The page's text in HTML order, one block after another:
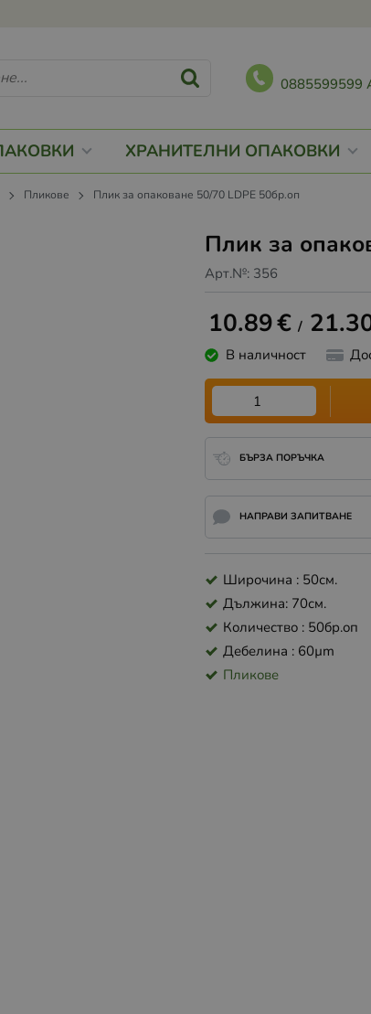
0885599599
ХРАНИТЕЛНИ ОПАКОВКИ
Пликове Плик за опаковане 50/70 LDPE 50бр.оп
Плик за
Арт.№: 356
10.89€ /
В наличност
БЪРЗА ПОРЪЧКА
НАПРАВИ ЗАПИТВАНЕ
Широчина : 50см.
Дължина: 70см.
Количество : 50бр.оп
Дебелина : 60µm
Пликове